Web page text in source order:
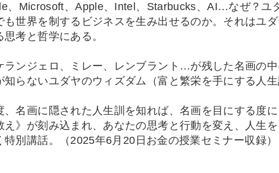
、Microsoft、Apple、Intel、Starbucks、AI…なぜ？ユ
も世界を制するビジネスを生み出せるのか。それはユ
思考と哲学にある。
ンジェロ、ミレー、レンブラント…が残した名画の中
知らないユダヤのウィズダム（富と繁栄を手にする人生
名画に隠された人生訓を知れば、名画を目にする度
え》が刻み込まれ、あなたの思考と行動を変え、人生
特別講話。（2025年6月20日お金の授業セミナー収録）